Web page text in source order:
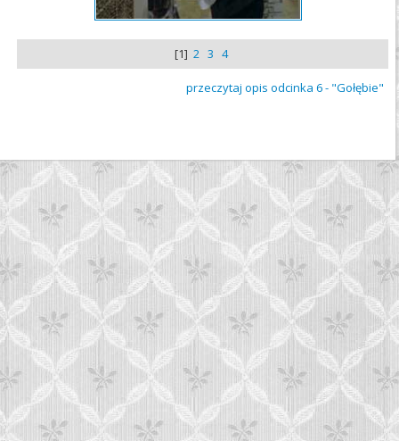
[1] 2 3 4
przeczytaj opis odcinka 6 - "Gołębie"